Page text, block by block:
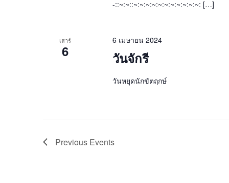
-::~:~::~:~:~:~:~:~:~:~:~:~:~: […]
เสาร์
6
6 เมษายน 2024
วันจักรี
วันหยุดนักขัตฤกษ์
Previous Events